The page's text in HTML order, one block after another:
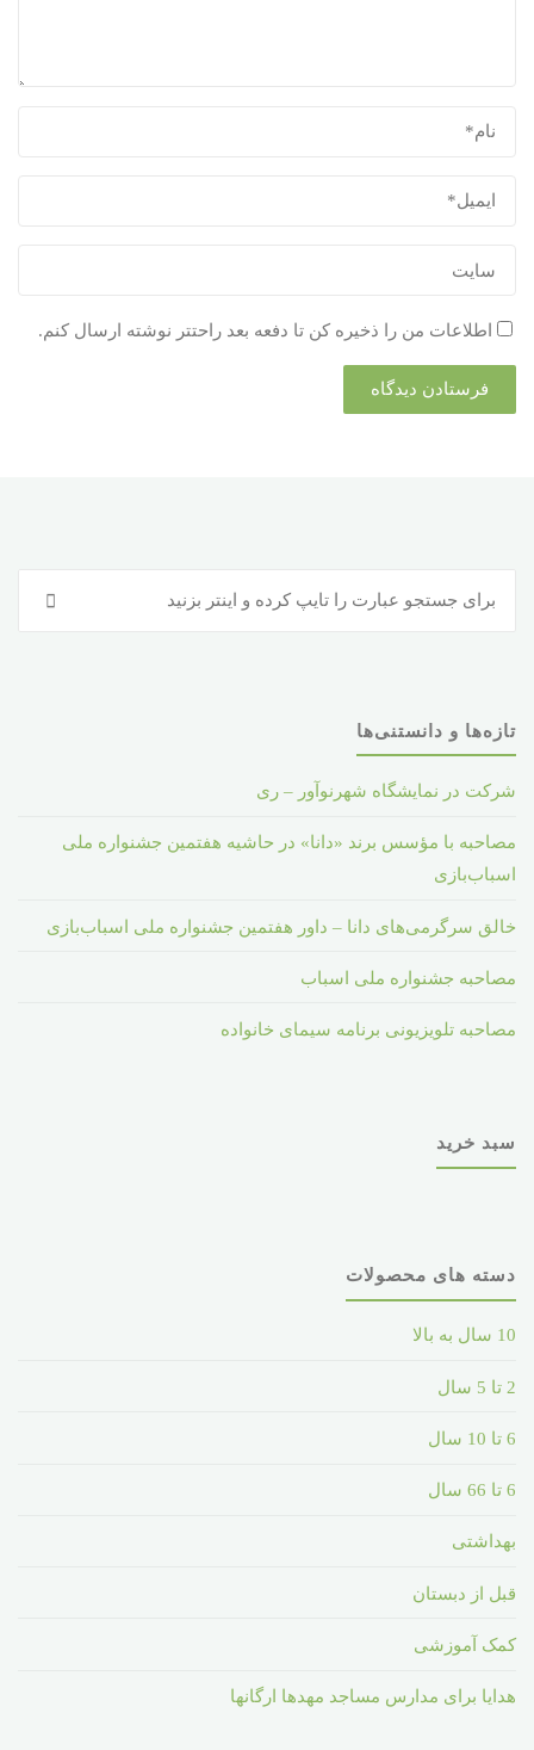
اطلاعات من را ذخیره کن تا دفعه بعد راحتتر نوشته ارسال کنم.
جستجو
تازه‌ها و دانستنی‌ها
شرکت در نمایشگاه شهرنوآور – ری
مصاحبه با مؤسس برند «دانا» در حاشیه هفتمین جشنواره ملی
اسباب‌بازی
خالق سرگرمی‌های دانا – داور هفتمین جشنواره ملی اسباب‌بازی
مصاحبه جشنواره ملی اسباب
مصاحبه تلویزیونی برنامه سیمای خانواده
سبد خرید
دسته های محصولات
10 سال به بالا
2 تا 5 سال
6 تا 10 سال
6 تا 66 سال
بهداشتی
قبل از دبستان
کمک آموزشی
هدایا برای مدارس مساجد مهدها ارگانها